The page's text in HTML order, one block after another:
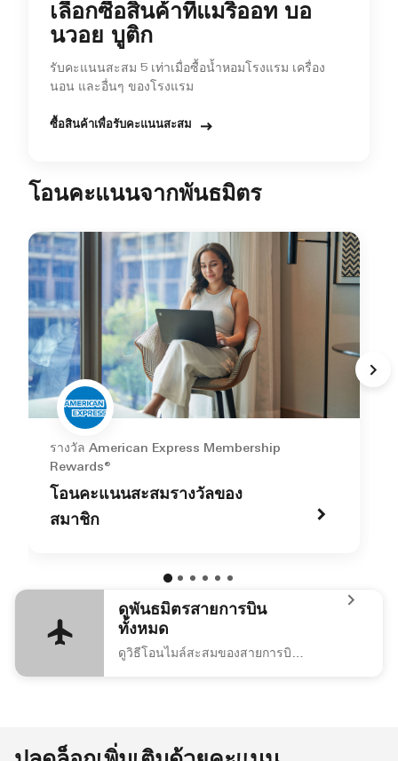
เลือกซื้อสินค้าที่แมริออท บอ
นวอย บูติก
รับคะแนนสะสม 5 เท่าเมื่อซื้อน้ำหอมโรงแรม เครื่อง
นอน และอื่นๆ ของโรงแรม
ซื้อสินค้าเพื่อรับคะแนนสะสม
โอนคะแนนจากพันธมิตร
รางวัล American Express Membership
Rewards®
โอนคะแนนสะสมรางวัลของ
สมาชิก
opens in new window
ดูพันธมิตรสายการบิน
ทั้งหมด
ดูวิธีโอนไมล์สะสมของสายการบินที่คุณชื่นชอบไปเป็นคะแนนแมริออท บอนวอย